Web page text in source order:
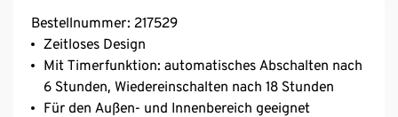
Bestellnummer: 217529
Zeitloses Design
Mit Timerfunktion: automatisches Abschalten nach
6 Stunden, Wiedereinschalten nach 18 Stunden
Für den Außen- und Innenbereich geeignet